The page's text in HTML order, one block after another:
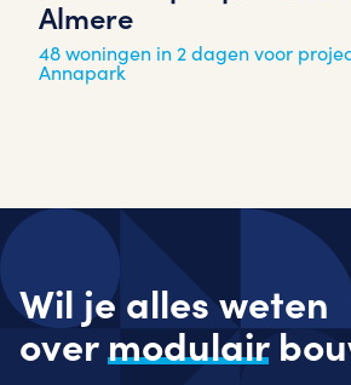
Almere
48 woningen in 2 dagen voor
Annapark
Wil je alles weten
overmodulair